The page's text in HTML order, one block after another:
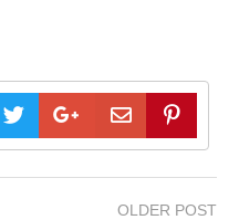
OLDER POST